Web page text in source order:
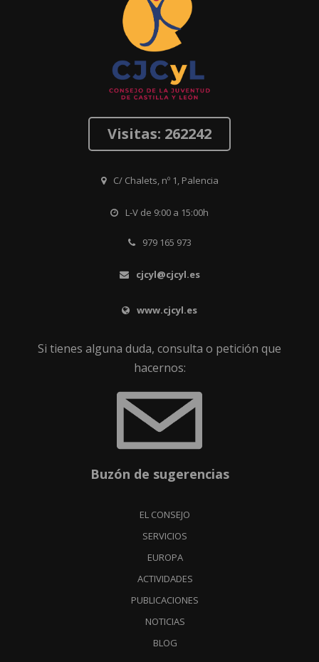
Visitas: 262242
C/ Chalets, nº 1, Palencia
L-V de 9:00 a 15:00h
979 165 973
cjcyl@cjcyl.es
www.cjcyl.es
Si tienes alguna duda, consulta o petición que
hacernos:
Buzón de sugerencias
EL CONSEJO
SERVICIOS
EUROPA
ACTIVIDADES
PUBLICACIONES
NOTICIAS
BLOG